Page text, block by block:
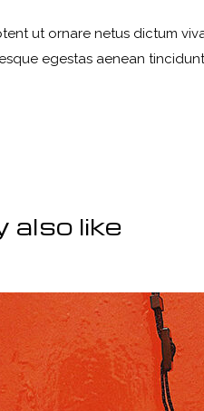
ut ornare netus dictum
egestas aenean
also like